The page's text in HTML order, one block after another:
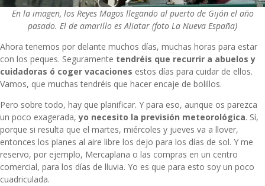
En la imagen, los Reyes Magos llegando al puerto de Gijón el año
pasado. El de amarillo es Aliatar (foto La Nueva España)
Ahora tenemos por delante muchos días, muchas horas para estar
con los peques. Seguramente tendréis que recurrir a abuelos y
cuidadoras ó coger vacaciones estos días para cuidar de ellos.
Vamos, que muchas tendréis que hacer encaje de bolillos.
Pero sobre todo, hay que planificar. Y para eso, aunque os parezca
un poco exagerada,yo necesito la previsión meteorológica. Sí,
porque si resulta que el martes, miércoles y jueves va a llover,
entonces los planes al aire libre los dejo para los días de sol. Y me
reservo, por ejemplo, Mercaplana o las compras en un centro
comercial, para los días de lluvia. Yo es que para esto soy un poco
cuadriculada.